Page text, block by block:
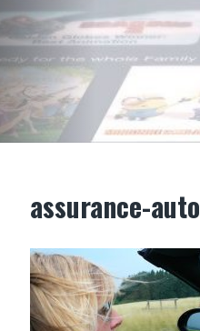
assurance-auto